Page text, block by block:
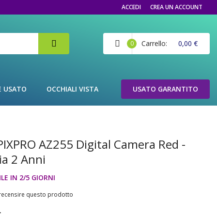
ACCEDI CREA UN ACCOUNT
Carrello
0 0,00 €
USATO OCCHIALI VISTA USATO GARANTITO
AZ255 Digital Camera Red -
2 Anni
IN 2/5 GIORNI
questo prodotto